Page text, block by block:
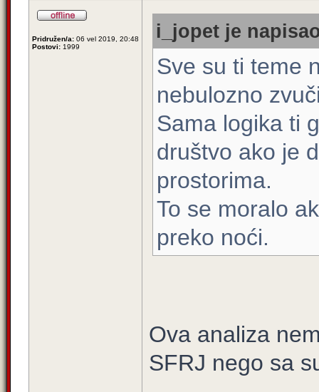
Pridružen/a: 06 vel 2019, 20:48
Postovi: 1999
i_jopet je
Sve su ti teme
nebulozno
Sama logika ti
društvo ako je
prostorima.
To se moralo
preko noći.
Ova analiza
SFRJ nego sa